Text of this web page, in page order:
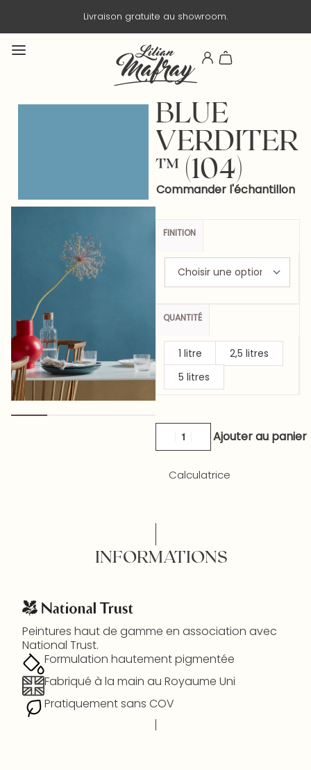
Livraison en 3 jours ouvrés.
BLUE
VERDITER
™ (104)
Commander l'échantillon
FINITION
QUANTITÉ
1 litre
2,5 litres
5 litres
Ajouter au panier
Calculatrice
INFORMATIONS
Peintures haut de gamme en association avec
National Trust.
Formulation hautement pigmentée
Fabriqué à la main au Royaume Uni
Pratiquement sans COV